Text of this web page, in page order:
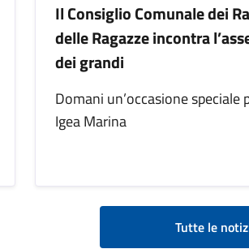
Il Consiglio Comunale dei
delle Ragazze incontra
dei grandi
Domani un’occasione speciale
Igea Marina
Tutte le